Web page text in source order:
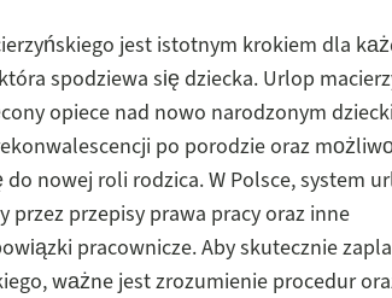
jest istotnym krokiem dla
spodziewa się dziecka. Urlop
opiece nad nowo narodzonym
po porodzie oraz
nowej roli rodzica. W Polsce, system
przepisy prawa pracy oraz inne
pracownicze. Aby skutecznie
ważne jest zrozumienie procedur